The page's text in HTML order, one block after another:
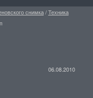
снимка/Техника
06.08.2010